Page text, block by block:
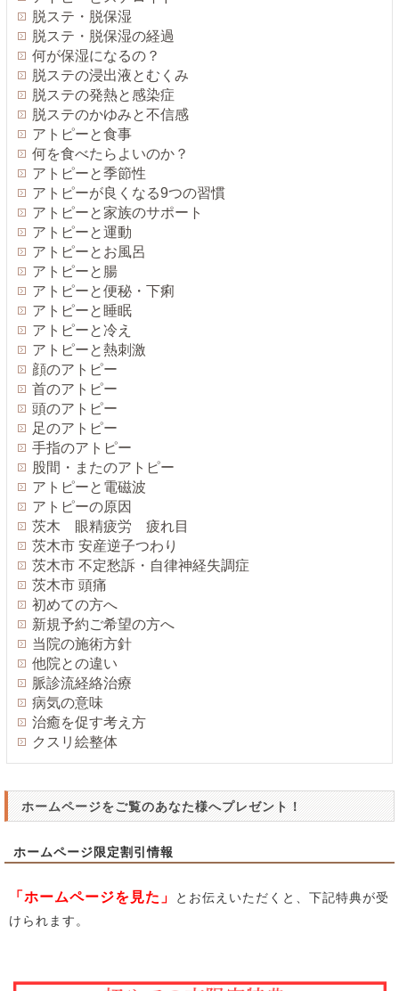
脱ステ・脱保湿
脱ステ・脱保湿の経過
何が保湿になるの？
脱ステの浸出液とむくみ
脱ステの発熱と感染症
脱ステのかゆみと不信感
アトピーと食事
何を食べたらよいのか？
アトピーと季節性
アトピーが良くなる9つの習慣
アトピーと家族のサポート
アトピーと運動
アトピーとお風呂
アトピーと腸
アトピーと便秘・下痢
アトピーと睡眠
アトピーと冷え
アトピーと熱刺激
顔のアトピー
首のアトピー
頭のアトピー
足のアトピー
手指のアトピー
股間・またのアトピー
アトピーと電磁波
アトピーの原因
茨木 眼精疲労 疲れ目
茨木市 安産逆子つわり
茨木市 不定愁訴・自律神経失調症
茨木市 頭痛
初めての方へ
新規予約ご希望の方へ
当院の施術方針
他院との違い
脈診流経絡治療
病気の意味
治癒を促す考え方
クスリ絵整体
ホームページをご覧のあなた様へプレゼント！
ホームページ限定割引情報
「ホームページを見た」
とお伝えいただくと、下記特典が受
けられます。